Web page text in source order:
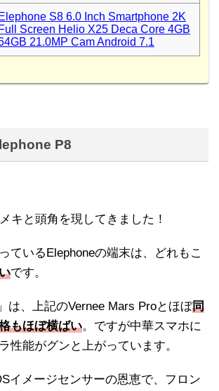
Elephone S8 6.0 Inch Smartphone 2K
Full Screen Helio X25 Deca Core 4GB
21.0MP Cam Android 7.1
P8
キと頭角を現してきました！
ているElephoneの端末は、どれもこ
です。
」は、上記のVernee Mars Proとほぼ同
もほぼ横ばい。ですが中華スマホに
性能がグンと上がっています。
イメージセンサーの恩恵で、フロン